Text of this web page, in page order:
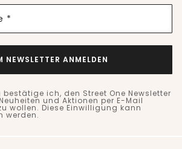
*
NEWSLETTER ANMELDEN
ich, den Street One Newsletter
und Aktionen per E-Mail
wollen. Diese Einwilligung kann
werden.